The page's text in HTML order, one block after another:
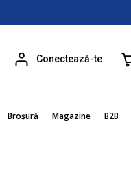
Conectează-te
Broșură Magazine B2B